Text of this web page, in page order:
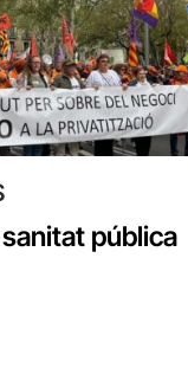
pública